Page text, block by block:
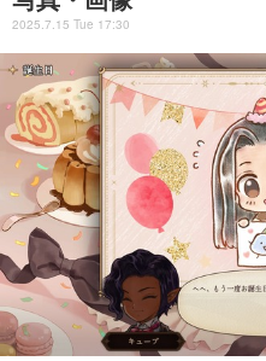
2025.7.15 Tue 17:30